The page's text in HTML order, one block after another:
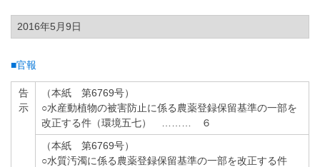
2016年5月9日
■官報
告
示
（本紙 第6769号）
○水産動植物の被害防止に係る農薬登録保留基準の一部を
改正する件（環境五七） ……… ６
（本紙 第6769号）
○水質汚濁に係る農薬登録保留基準の一部を改正する件